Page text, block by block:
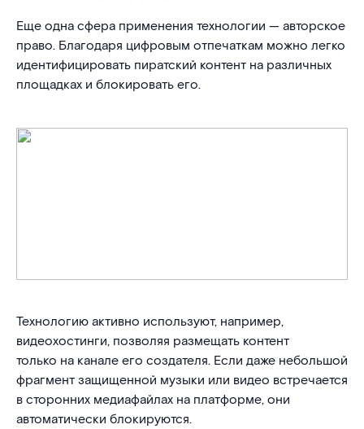
Еще одна сфера применения технологии — авторское
право. Благодаря цифровым отпечаткам можно легко
идентифицировать пиратский контент на различных
площадках и блокировать его.
Технологию активно используют, например,
видеохостинги, позволяя размещать контент
только на канале его создателя. Если даже небольшой
фрагмент защищенной музыки или видео встречается
в сторонних медиафайлах на платформе, они
автоматически блокируются.